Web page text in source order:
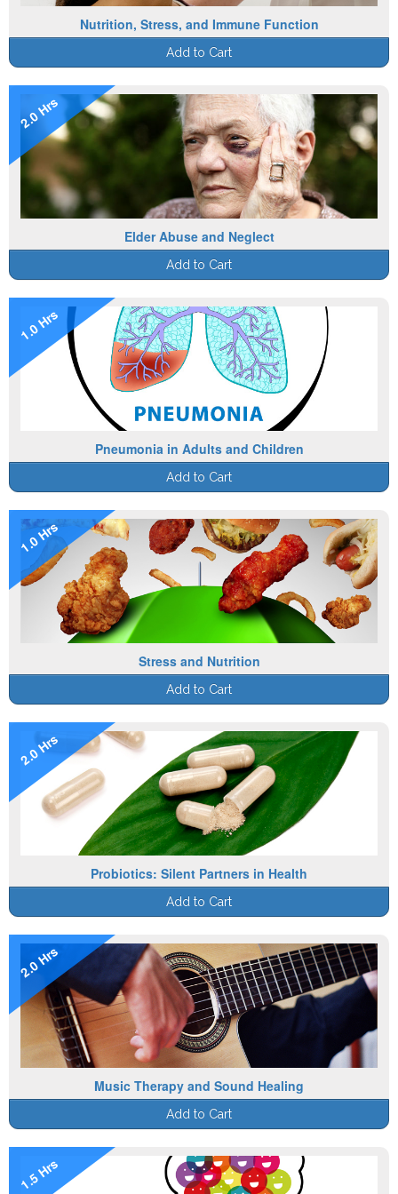
Nutrition, Stress, and Immune Function
Add to Cart
2.0 Hrs
Elder Abuse and Neglect
Add to Cart
1.0 Hrs
Pneumonia in Adults and Children
Add to Cart
1.0 Hrs
Stress and Nutrition
Add to Cart
2.0 Hrs
Probiotics: Silent Partners in Health
Add to Cart
2.0 Hrs
Music Therapy and Sound Healing
Add to Cart
1.5 Hrs